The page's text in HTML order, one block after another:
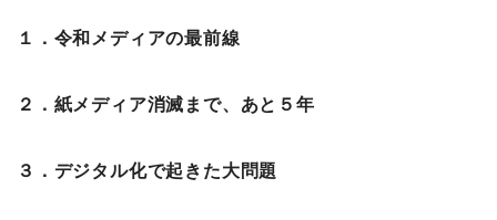
１．令和メディアの最前線
２．紙メディア消滅まで、あと５年
３．デジタル化で起きた大問題